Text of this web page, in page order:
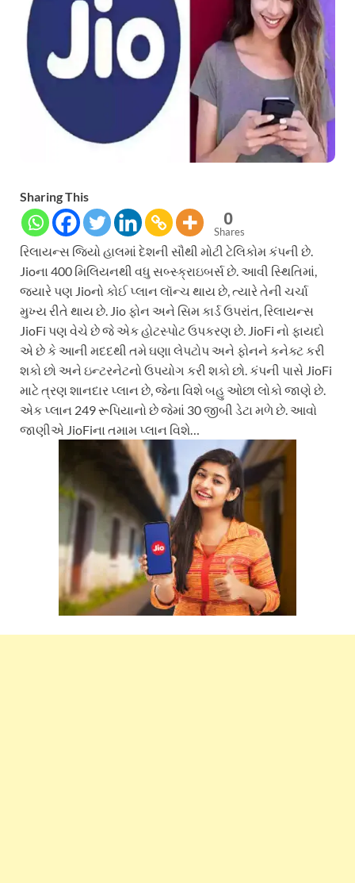
Sharing This
0
Shares
રિલાયન્સ જિયો હાલમાં દેશની સૌથી મોટી ટેલિકોમ કંપની છે.
Jioના 400 મિલિયનથી વધુ સબ્સ્ક્રાઇબર્સ છે. આવી સ્થિતિમાં,
જ્યારે પણ Jioનો કોઈ પ્લાન લૉન્ચ થાય છે, ત્યારે તેની ચર્ચા
મુખ્ય રીતે થાય છે. Jio ફોન અને સિમ કાર્ડ ઉપરાંત, રિલાયન્સ
JioFi પણ વેચે છે જે એક હોટસ્પોટ ઉપકરણ છે. JioFi નો ફાયદો
એ છે કે આની મદદથી તમે ઘણા લેપટોપ અને ફોનને કનેક્ટ કરી
શકો છો અને ઇન્ટરનેટનો ઉપયોગ કરી શકો છો. કંપની પાસે JioFi
માટે ત્રણ શાનદાર પ્લાન છે, જેના વિશે બહુ ઓછા લોકો જાણે છે.
એક પ્લાન 249 રૂપિયાનો છે જેમાં 30 જીબી ડેટા મળે છે. આવો
જાણીએ JioFiના તમામ પ્લાન વિશે…